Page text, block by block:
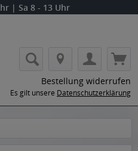
| Sa 8 - 13 Uhr
Bestellung widerrufen
Es gilt unsere Datenschutzerklärung